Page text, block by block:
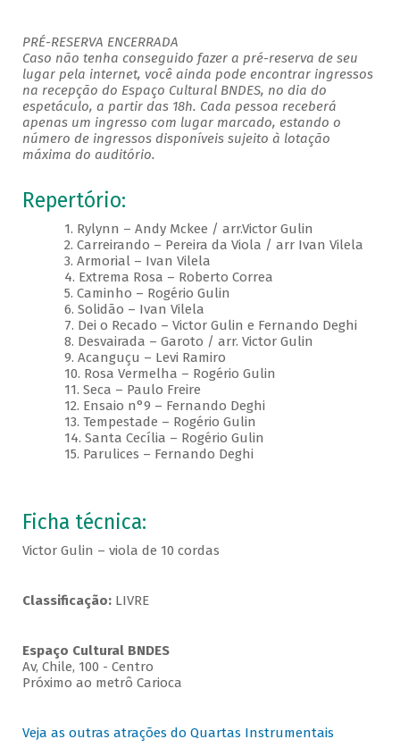
PRÉ-RESERVA ENCERRADA
Caso não tenha conseguido fazer a pré-reserva de seu
lugar pela internet, você ainda pode encontrar ingressos
na recepção do Espaço Cultural BNDES, no dia do
espetáculo, a partir das 18h. Cada pessoa receberá
apenas um ingresso com lugar marcado, estando o
número de ingressos disponíveis sujeito à lotação
máxima do auditório.
Repertório:
1. Rylynn – Andy Mckee / arr.Victor Gulin
2. Carreirando – Pereira da Viola / arr Ivan Vilela
3. Armorial – Ivan Vilela
4. Extrema Rosa – Roberto Correa
5. Caminho – Rogério Gulin
6. Solidão – Ivan Vilela
7. Dei o Recado – Victor Gulin e Fernando Deghi
8. Desvairada – Garoto / arr. Victor Gulin
9. Acanguçu – Levi Ramiro
10. Rosa Vermelha – Rogério Gulin
11. Seca – Paulo Freire
12. Ensaio n°9 – Fernando Deghi
13. Tempestade – Rogério Gulin
14. Santa Cecília – Rogério Gulin
15. Parulices – Fernando Deghi
Ficha técnica:
Victor Gulin – viola de 10 cordas
Classificação:LIVRE
Espaço Cultural BNDES
Av, Chile, 100 - Centro
Próximo ao metrô Carioca
Veja as outras atrações do Quartas Instrumentais